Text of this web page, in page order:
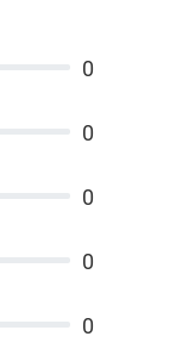
0
0
0
0
0